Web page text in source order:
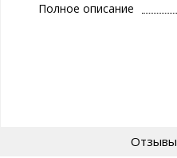
Полное описание
Отзывы